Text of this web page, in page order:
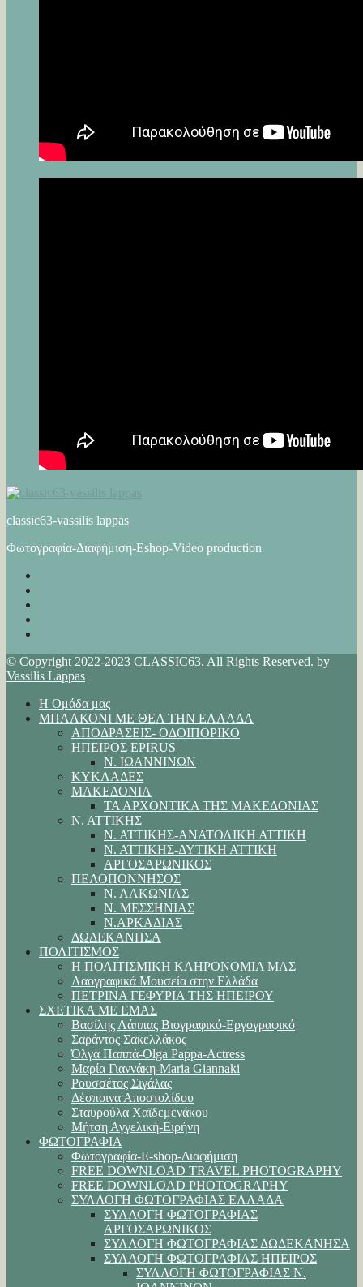
classic63-vassilis lappas
Φωτογραφία-Διαφήμιση-Eshop-Video production
© Copyright 2022-2023 CLASSIC63. All Rights Reserved. by
Vassilis Lappas
Η Ομάδα μας
ΜΠΑΛΚΟΝΙ ΜΕ ΘΕΑ ΤΗΝ ΕΛΛΑΔΑ
ΑΠΟΔΡΑΣΕΙΣ- ΟΔΟΙΠΟΡΙΚΟ
ΗΠΕΙΡΟΣ EPIRUS
Ν. ΙΩΑΝΝΙΝΩΝ
ΚΥΚΛΑΔΕΣ
ΜΑΚΕΔΟΝΙΑ
ΤΑ ΑΡΧΟΝΤΙΚΑ ΤΗΣ ΜΑΚΕΔΟΝΙΑΣ
Ν. ΑΤΤΙΚΗΣ
Ν. ΑΤΤΙΚΗΣ-ΑΝΑΤΟΛΙΚΗ ΑΤΤΙΚΗ
Ν. ΑΤΤΙΚΗΣ-ΔΥΤΙΚΗ ΑΤΤΙΚΗ
ΑΡΓΟΣΑΡΩΝΙΚΟΣ
ΠΕΛΟΠΟΝΝΗΣΟΣ
Ν. ΛΑΚΩΝΙΑΣ
Ν. ΜΕΣΣΗΝΙΑΣ
Ν.ΑΡΚΑΔΙΑΣ
ΔΩΔΕΚΑΝΗΣΑ
ΠΟΛΙΤΙΣΜΟΣ
Η ΠΟΛΙΤΙΣΜΙΚΗ ΚΛΗΡΟΝΟΜΙΑ ΜΑΣ
Λαογραφικά Μουσεία στην Ελλάδα
ΠΕΤΡΙΝΑ ΓΕΦΥΡΙΑ ΤΗΣ ΗΠΕΙΡΟΥ
ΣΧΕΤΙΚΑ ΜΕ ΕΜΑΣ
Βασίλης Λάππας Βιογραφικό-Εργογραφικό
Σαράντος Σακελλάκος
Όλγα Παππά-Olga Pappa-Αctress
Μαρία Γιαννάκη-Maria Giannaki
Ρουσσέτος Σιγάλας
Δέσποινα Αποστολίδου
Σταυρούλα Χαϊδεμενάκου
Μήτση Αγγελική-Ειρήνη
ΦΩΤΟΓΡΑΦΙΑ
Φωτογραφία-E-shop-Διαφήμιση
FREE DOWNLOAD TRAVEL PHOTOGRAPHY
FREE DOWNLOAD PHOTOGRAPHY
ΣΥΛΛΟΓΗ ΦΩΤΟΓΡΑΦΙΑΣ ΕΛΛΑΔΑ
ΣΥΛΛΟΓΗ ΦΩΤΟΓΡΑΦΙΑΣ
ΑΡΓΟΣΑΡΩΝΙΚΟΣ
ΣΥΛΛΟΓΗ ΦΩΤΟΓΡΑΦΙΑΣ ΔΩΔΕΚΑΝΗΣΑ
ΣΥΛΛΟΓΗ ΦΩΤΟΓΡΑΦΙΑΣ ΗΠΕΙΡΟΣ
ΣΥΛΛΟΓΗ ΦΩΤΟΓΡΑΦΙΑΣ Ν.